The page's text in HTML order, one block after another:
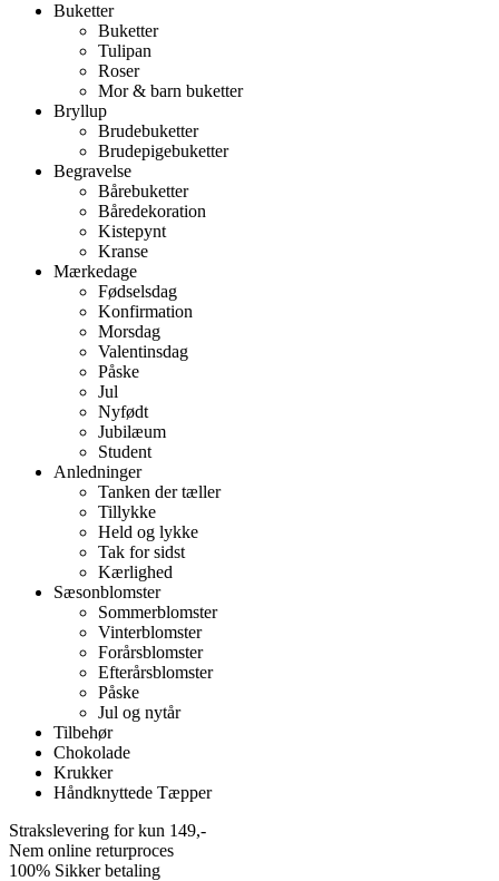
Buketter
Buketter
Tulipan
Roser
Mor & barn buketter
Bryllup
Brudebuketter
Brudepigebuketter
Begravelse
Bårebuketter
Båredekoration
Kistepynt
Kranse
Mærkedage
Fødselsdag
Konfirmation
Morsdag
Valentinsdag
Påske
Jul
Nyfødt
Jubilæum
Student
Anledninger
Tanken der tæller
Tillykke
Held og lykke
Tak for sidst
Kærlighed
Sæsonblomster
Sommerblomster
Vinterblomster
Forårsblomster
Efterårsblomster
Påske
Jul og nytår
Tilbehør
Chokolade
Krukker
Håndknyttede Tæpper
Strakslevering for kun 149,-
Nem online returproces
100% Sikker betaling